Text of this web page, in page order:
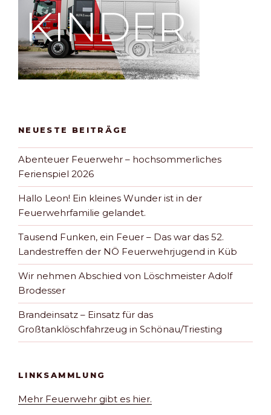
NEUESTE BEITRÄGE
Abenteuer Feuerwehr – hochsommerliches
Ferienspiel 2026
Hallo Leon! Ein kleines Wunder ist in der
Feuerwehrfamilie gelandet.
Tausend Funken, ein Feuer – Das war das 52.
Landestreffen der NÖ Feuerwehrjugend in Küb
Wir nehmen Abschied von Löschmeister Adolf
Brodesser
Brandeinsatz – Einsatz für das
Großtanklöschfahrzeug in Schönau/Triesting
LINKSAMMLUNG
Mehr Feuerwehr gibt es hier.